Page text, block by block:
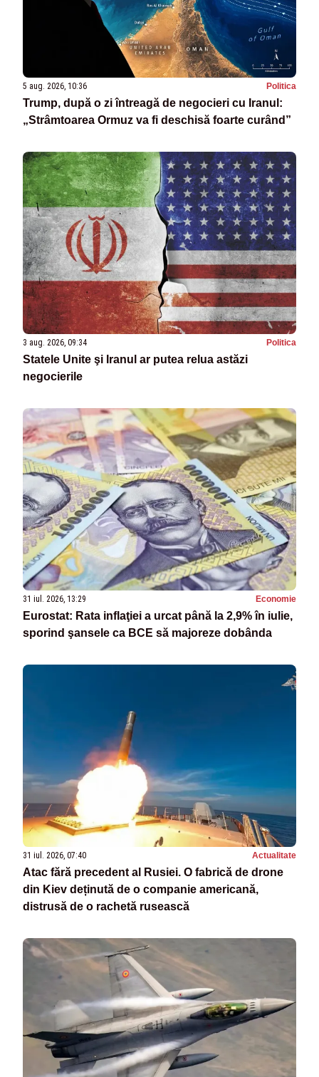
5 aug. 2026, 10:36 Politica
Trump, după o zi întreagă de negocieri cu Iranul:
„Strâmtoarea Ormuz va fi deschisă foarte curând”
3 aug. 2026, 09:34 Politica
Statele Unite şi Iranul ar putea relua astăzi
negocierile
31 iul. 2026, 13:29 Economie
Eurostat: Rata inflaţiei a urcat până la 2,9% în iulie,
sporind şansele ca BCE să majoreze dobânda
31 iul. 2026, 07:40 Actualitate
Atac fără precedent al Rusiei. O fabrică de drone
din Kiev deținută de o companie americană,
distrusă de o rachetă rusească